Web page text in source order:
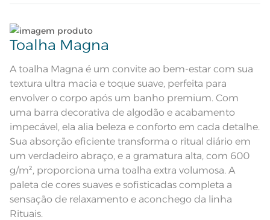
encolhido; Antipiling; Etiqueta
Composição
Cor Eucalipto
Itens Inclusos 1 Toalha Banhão
Medida 86cm x 1,50m
Acabamento
Toque ultra macio; Super absorção;
Barra Decorativa de algodão; Pré-
encolhido; Antipiling; Tecnologia
Unika; Tecnologia Softmax;
Etiqueta Diferenciada
Lavação a 60ºC; Proibido alvejar;
Lave tipos de tecidos distintos separadamente;
Não lave cores claras e cores escuras no mesmo
ciclo;
Lave as peças no ciclo leve, suave ou delicado de
sua lavadora;
Enxágue as peças com bastante água;
Utilize a quantidade mínima de amaciante e sabão;
Ao pendurar as toalhas, recomenda-se sacudi-las
bem;;
Toalha Magna
A toalha Magna é um convite ao bem-estar com sua
textura ultra macia e toque suave, perfeita para
envolver o corpo após um banho premium. Com
uma barra decorativa de algodão e acabamento
impecável, ela alia beleza e conforto em cada detalhe.
Sua absorção eficiente transforma o ritual diário em
um verdadeiro abraço, e a gramatura alta, com 600
g/m², proporciona uma toalha extra volumosa. A
paleta de cores suaves e sofisticadas completa a
sensação de relaxamento e aconchego da linha
Rituais.